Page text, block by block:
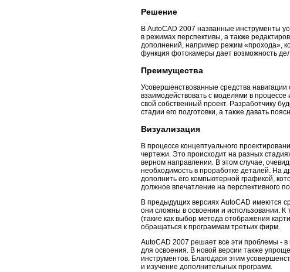
Решение
В AutoCAD 2007 названные инструменты
в режимах перспективы, а также
дополнений, например режим «прохода»,
функция фотокамеры дает возможность
Преимущества
Усовершенствованные средства
взаимодействовать с моделями в
свой собственный проект. Разработчику
стадии его подготовки, а также давать
Визуализация
В процессе концептуального
чертежи. Это происходит на разных
верном направлении. В этом случае,
необходимость в проработке деталей. На
дополнить его компьютерной графикой,
должное впечатление на перспективного
В предыдущих версиях AutoCAD имеются
они сложны в освоении и использовании. К
(такие как выбор метода отображения
обращаться к программам третьих фирм.
AutoCAD 2007 решает все эти проблемы -
для освоения. В новой версии также
инструментов. Благодаря этим
и изучение дополнительных программ.